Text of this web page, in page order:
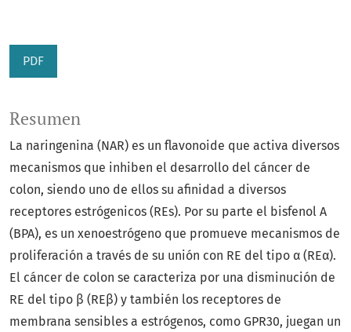
PDF
Resumen
La naringenina (NAR) es un flavonoide que activa diversos
mecanismos que inhiben el desarrollo del cáncer de
colon, siendo uno de ellos su afinidad a diversos
receptores estrógenicos (REs). Por su parte el bisfenol A
(BPA), es un xenoestrógeno que promueve mecanismos de
proliferación a través de su unión con RE del tipo α (REα).
El cáncer de colon se caracteriza por una disminución de
RE del tipo β (REβ) y también los receptores de
membrana sensibles a estrógenos, como GPR30, juegan un